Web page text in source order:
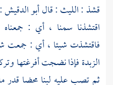
قشذ :الليث: قالأبو الدقيش
اقتشذنا سمنا ، أي :
فاقتشذت شيئا ، أي : جمعت
الزبدة فإذا نضجت أفرغتها
ثم تصب عليه لبنا محضا قدر